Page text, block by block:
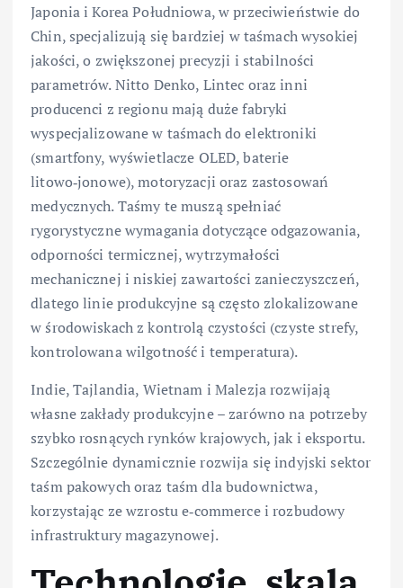
Japonia i Korea Południowa, w przeciwieństwie do
Chin, specjalizują się bardziej w taśmach wysokiej
jakości, o zwiększonej precyzji i stabilności
parametrów. Nitto Denko, Lintec oraz inni
producenci z regionu mają duże fabryki
wyspecjalizowane w taśmach do elektroniki
(smartfony, wyświetlacze OLED, baterie
litowo‑jonowe), motoryzacji oraz zastosowań
medycznych. Taśmy te muszą spełniać
rygorystyczne wymagania dotyczące odgazowania,
odporności termicznej, wytrzymałości
mechanicznej i niskiej zawartości zanieczyszczeń,
dlatego linie produkcyjne są często zlokalizowane
w środowiskach z kontrolą czystości (czyste strefy,
kontrolowana wilgotność i temperatura).
Indie, Tajlandia, Wietnam i Malezja rozwijają
własne zakłady produkcyjne – zarówno na potrzeby
szybko rosnących rynków krajowych, jak i eksportu.
Szczególnie dynamicznie rozwija się indyjski sektor
taśm pakowych oraz taśm dla budownictwa,
korzystając ze wzrostu e‑commerce i rozbudowy
infrastruktury magazynowej.